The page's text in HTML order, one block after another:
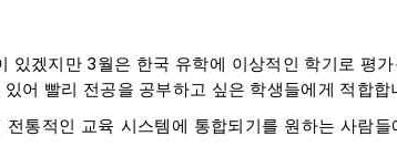
있겠지만 3월은 한국 유학에 이상적인 학기로 평
어 빨리 전공을 공부하고 싶은 학생들에게 적합합
통적인 교육 시스템에 통합되기를 원하는 사람